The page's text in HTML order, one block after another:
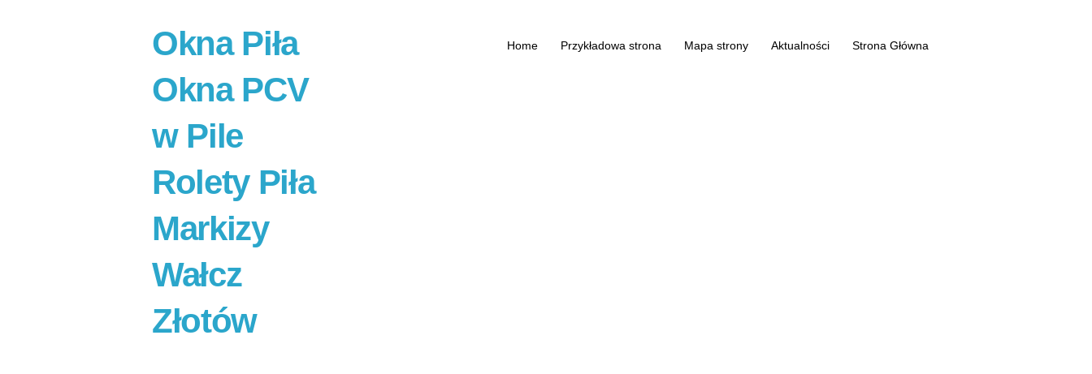
Okna Piła
Okna PCV
w Pile
Rolety Piła
Markizy
Wałcz
Złotów
Home Przykładowa strona Mapa strony Aktualności Strona Główna